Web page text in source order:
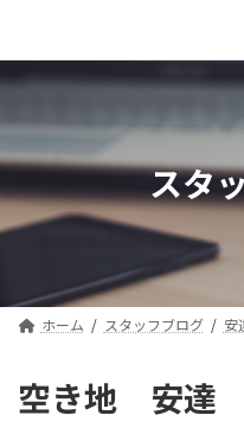
テ
ン
へ
ス
ッ
プ
ゲ
ー
ョ
ン
移
動
スタ
ホーム スタッフブログ 安
空き地 安達